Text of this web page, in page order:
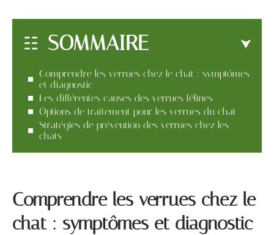
SOMMAIRE
Comprendre les verrues chez le chat : symptômes
et diagnostic
Les différentes causes des verrues félines
Options de traitement pour les verrues du chat
Stratégies de prévention des verrues chez les
chats
Comprendre les verrues chez le
chat : symptômes et diagnostic